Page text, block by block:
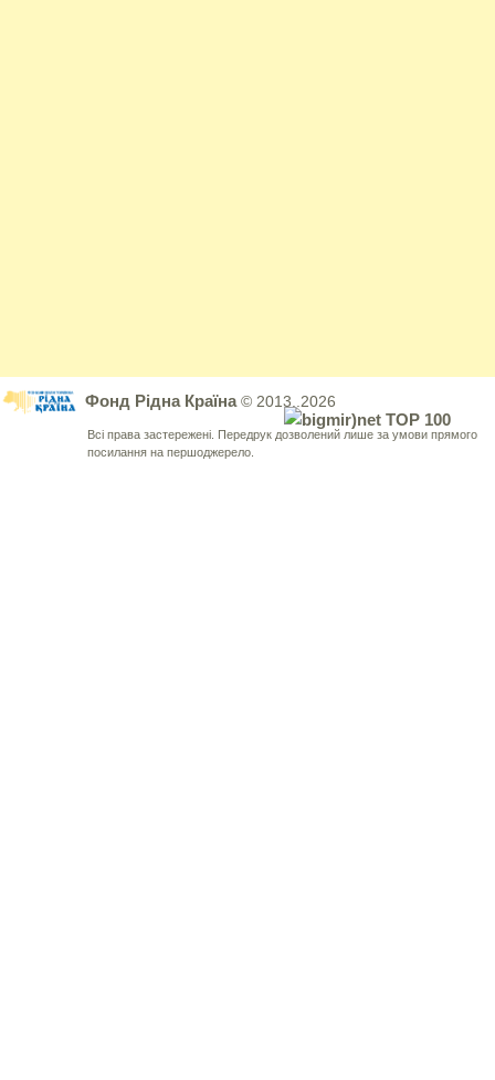
Фонд Рідна Країна© 2013..2026
Всі права застережені. Передрук дозволений лише за умови прямого
посилання на першоджерело.